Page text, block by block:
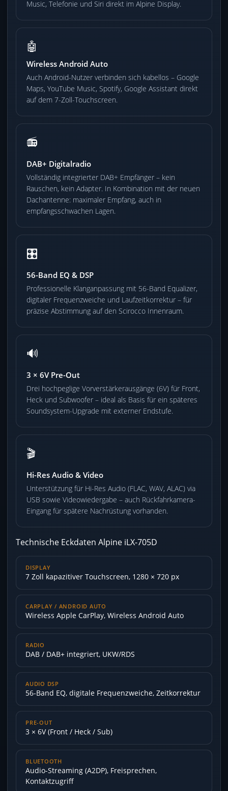
Music, Telefonie und Siri direkt im Alpine Display.
🤖
Wireless Android Auto
Auch Android-Nutzer verbinden sich kabellos – Google
Maps, YouTube Music, Spotify, Google Assistant direkt
auf dem 7-Zoll-Touchscreen.
📻
DAB+ Digitalradio
Vollständig integrierter DAB+ Empfänger – kein
Rauschen, kein Adapter. In Kombination mit der neuen
Dachantenne: maximaler Empfang, auch in
empfangsschwachen Lagen.
🎛️
56-Band EQ & DSP
Professionelle Klanganpassung mit 56-Band Equalizer,
digitaler Frequenzweiche und Laufzeitkorrektur – für
präzise Abstimmung auf den Scirocco Innenraum.
🔊
3 × 6V Pre-Out
Drei hochpeglige Vorverstärkerausgänge (6V) für Front,
Heck und Subwoofer – ideal als Basis für ein späteres
Soundsystem-Upgrade mit externer Endstufe.
🎬
Hi-Res Audio & Video
Unterstützung für Hi-Res Audio (FLAC, WAV, ALAC) via
USB sowie Videowiedergabe – auch Rückfahrkamera-
Eingang für spätere Nachrüstung vorhanden.
Technische Eckdaten Alpine iLX-705D
DISPLAY
7 Zoll kapazitiver Touchscreen, 1280 × 720 px
CARPLAY / ANDROID AUTO
Wireless Apple CarPlay, Wireless Android Auto
RADIO
DAB / DAB+ integriert, UKW/RDS
AUDIO DSP
56-Band EQ, digitale Frequenzweiche, Zeitkorrektur
PRE-OUT
3 × 6V (Front / Heck / Sub)
BLUETOOTH
Audio-Streaming (A2DP), Freisprechen,
Kontaktzugriff